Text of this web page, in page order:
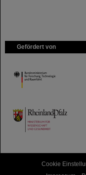
Gefördert von
HMWK
TMWWDG
Cookie